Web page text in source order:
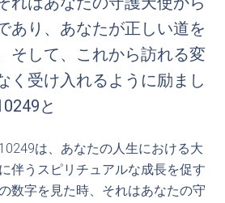
あり、あなたが正しい道を
そして、これから訪れる変
く受け入れるように励まし
と
は、あなたの人生における大
伴うスピリチュアルな成長を促す
数字を見た時、それはあなたの守